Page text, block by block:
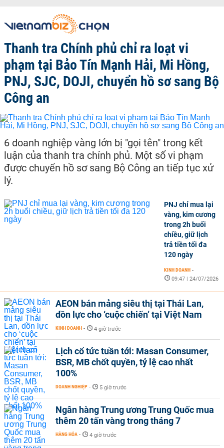
Thanh tra Chính phủ chỉ ra loạt vi
phạm tại Bảo Tín Mạnh Hải, Mi Hồng,
PNJ, SJC, DOJI, chuyển hồ sơ sang Bộ
Công an
6 doanh nghiệp vàng lớn bị "gọi tên" trong kết
luận của thanh tra chính phủ. Một số vi phạm
được chuyển hồ sơ sang Bộ Công an tiếp tục xử
lý.
PNJ chỉ mua lại
vàng, kim cương
trong 2h buổi
chiều, giữ lịch
trả tiền tối đa
120 ngày
KINH DOANH -
09:47 | 24/07/2026
AEON bán mảng siêu thị tại Thái Lan,
dồn lực cho ‘cuộc chiến’ tại Việt Nam
KINH DOANH - 4 giờ trước
Lịch cổ tức tuần tới: Masan Consumer,
BSR, MB chốt quyền, tỷ lệ cao nhất
100%
DOANH NGHIỆP - 5 giờ trước
Ngân hàng Trung ương Trung Quốc mua
thêm 20 tấn vàng trong tháng 7
HÀNG HÓA - 4 giờ trước